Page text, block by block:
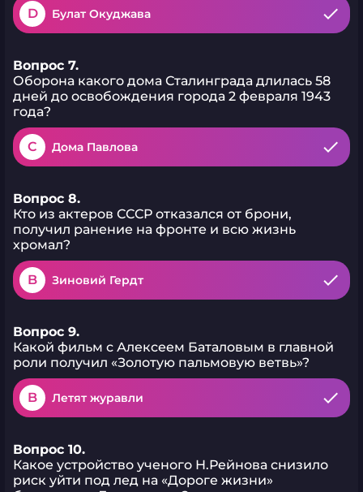
D Булат Окуджава
Вопрос 7.
Оборона какого дома Сталинграда длилась 58
дней до освобождения города 2 февраля 1943
года?
C Дома Павлова
Вопрос 8.
Кто из актеров СССР отказался от брони,
получил ранение на фронте и всю жизнь
хромал?
B Зиновий Гердт
Вопрос 9.
Какой фильм с Алексеем Баталовым в главной
роли получил «Золотую пальмовую ветвь»?
B Летят журавли
Вопрос 10.
Какое устройство ученого Н.Рейнова снизило
риск уйти под лед на «Дороге жизни»